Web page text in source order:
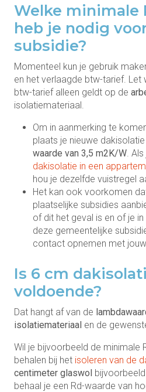
Welke minimale
heb je nodig
subsidie?
Momenteel kun je gebruik
en het verlaagde btw-tarief. Let
btw-tarief alleen geldt op de
isolatiemateriaal.
Om in aanmerking te
plaats je nieuwe
waarde van 3,5 m2K/W.
dakisolatie in een
hou je dezelfde vuistregel
Het kan ook voorkomen
plaatselijke subsidies
of dit het geval is en of je
deze gemeentelijke
contact opnemen met
Is 6 cm
voldoende?
Dat hangt af van de
isolatiemateriaal en de
Wil je bijvoorbeeld de minimale
behalen bij het isoleren van de
centimeter glaswol
behaal je een Rd-waarde van